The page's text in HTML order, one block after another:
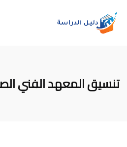
تنسيق المعهد الفني